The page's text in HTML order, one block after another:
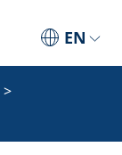
EN
>